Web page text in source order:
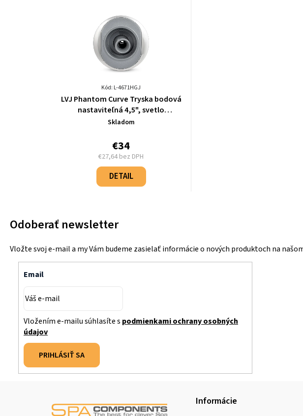
Kód: L-4671HGJ
LVJ Phantom Curve Tryska bodová
nastaviteľná 4,5", svetlo
šedá/chróm - L-4671HGJ
Skladom
€34
€27,64 bez DPH
Jednotková
cena:
DETAIL
Odoberať newsletter
Vložte svoj e-mail a my Vám budeme zasielať informácie o nových produktoch na
Email
Vložením e-mailu súhlasíte s podmienkami ochrany osobných
údajov
PRIHLÁSIŤ SA
Informácie